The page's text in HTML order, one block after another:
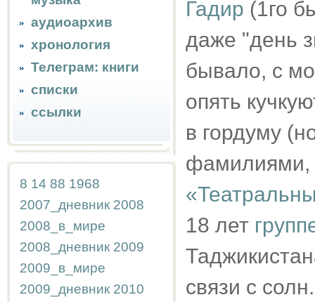
аудиоархив
хронология
Телеграм: книги
списки
ссылки
8 14 88 1968
2007_дневник 2008
2008_в_мире
2008_дневник 2009
2009_в_мире
2009_дневник 2010
Гадир (1го
даже "день
бывало, с
опять
в гордуму
фамилиями,
18 лет
связи с